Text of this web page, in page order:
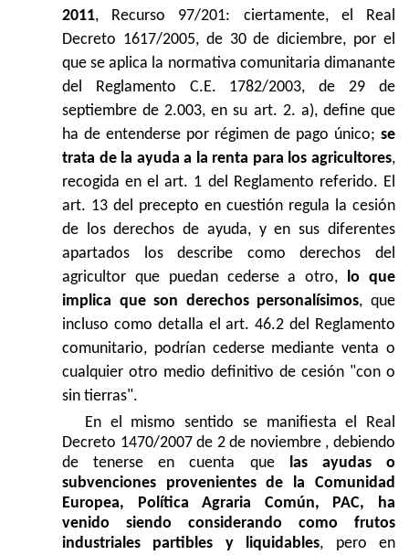
2011, Recurso 97/201: ciertamente, el Real
Decreto 1617/2005, de 30 de diciembre, por el
que se aplica la normativa comunitaria dimanante
del Reglamento C.E. 1782/2003, de 29 de
septiembre de 2.003, en su art. 2. a), define que
ha de entenderse por régimen de pago único; se
trata de la ayuda a la renta para los agricultores,
recogida en el art. 1 del Reglamento referido. El
art. 13 del precepto en cuestión regula la cesión
de los derechos de ayuda, y en sus diferentes
apartados los describe como derechos del
agricultor que puedan cederse a otro, lo que
implica que son derechos personalísimos, que
incluso como detalla el art. 46.2 del Reglamento
comunitario, podrían cederse mediante venta o
cualquier otro medio definitivo de cesión "con o
sin tierras".
En el mismo sentido se manifiesta el Real
Decreto 1470/2007 de 2 de noviembre , debiendo
de tenerse en cuenta que las ayudas o
subvenciones provenientes de la Comunidad
Europea, Política Agraria Común, PAC, ha
venido siendo considerando como frutos
industriales partibles
y liquidables, pero en